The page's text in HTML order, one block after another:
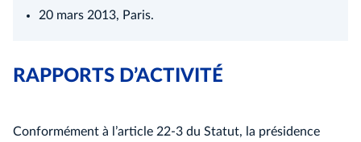
20 mars 2013, Paris.
RAPPORTS D’ACTIVITÉ
Conformément à l’article 22-3 du Statut, la présidence